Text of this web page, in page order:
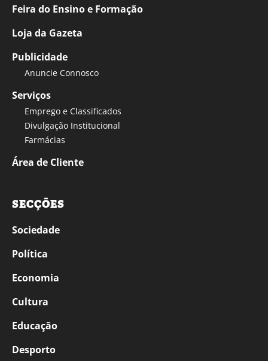
Feira do Ensino e Formação
Loja da Gazeta
Publicidade
Anuncie Connosco
Serviços
Emprego e Classificados
Divulgação Institucional
Farmácias
Área de Cliente
SECÇÕES
Sociedade
Política
Economia
Cultura
Educação
Desporto